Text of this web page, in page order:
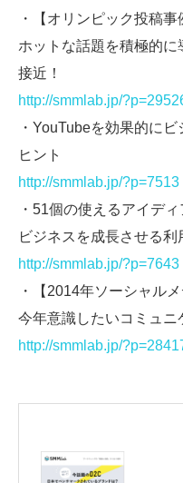
・【オリンピック投稿事
ホットな話題を積極的に
接近！
http://smmlab.jp/
・YouTubeを効果的に
ヒント
http://smmlab.jp/?p=7513
・51個の使えるアイデ
ビジネスを成長させる利
http://smmlab.jp/?p=7643
・【2014年ソーシャル
今年意識したいコミュニ
http://smmlab.jp/